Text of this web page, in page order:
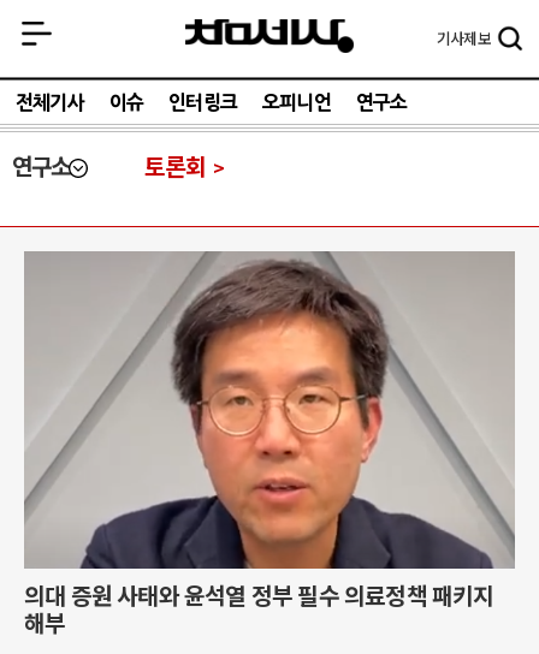
기사제보
전체기사 이슈 인터링크 오피니언 연구소
연구소 토론회
의대 증원 사태와 윤석열 정부 필수 의료정책 패키지
해부